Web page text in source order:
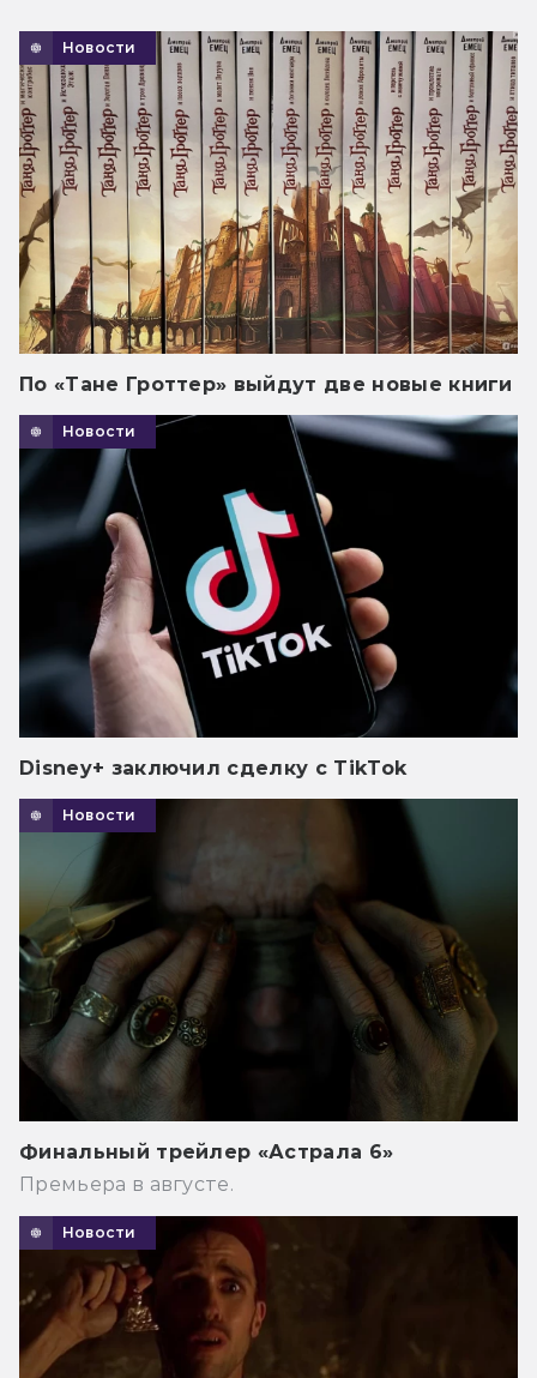
Новости
По «Тане Гроттер» выйдут две новые книги
Новости
Disney+ заключил сделку с TikTok
Новости
Финальный трейлер «Астрала 6»
Премьера в августе.
Новости